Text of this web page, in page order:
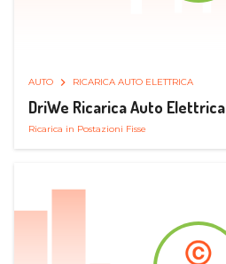
AUTO RICARICA AUTO ELETTRICA
DriWe Ricarica Auto Elettrica
Ricarica in Postazioni Fisse